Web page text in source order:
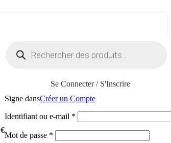
produits
€
Se Connecter / S'Inscrire
Signe dansCréer un Compte
Identifiant ou e-mail *
Mot de passe *